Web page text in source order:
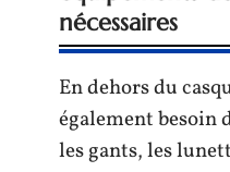
nécessaires
En dehors du
également besoin
les gants, les